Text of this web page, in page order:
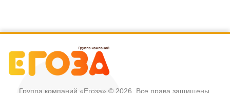
Группа компаний «Егоза» © 2026, Все права защищены.